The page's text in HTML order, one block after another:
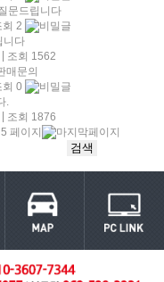
문드립니다
회 2
니다
조회 1562
매문의
회 0
.
조회 1876